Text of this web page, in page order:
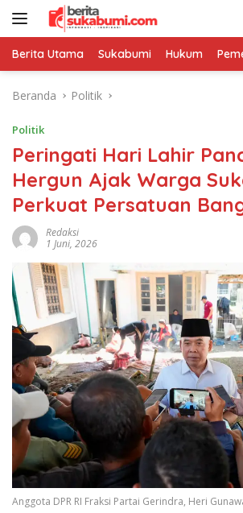
Langsung
Berita Utama Sukabumi Hukum
Beranda Politik
Politik
Peringati Hari Lahir
Hergun Ajak Warga
Perkuat Persatuan
Redaksi
1 Juni, 2026
Anggota DPR RI Fraksi Partai Gerindra, Heri